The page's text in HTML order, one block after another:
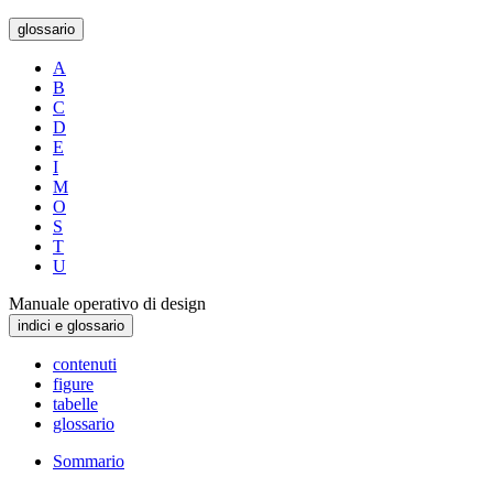
glossario
A
B
C
D
E
I
M
O
S
T
U
Manuale operativo di design
indici e glossario
contenuti
figure
tabelle
glossario
Sommario